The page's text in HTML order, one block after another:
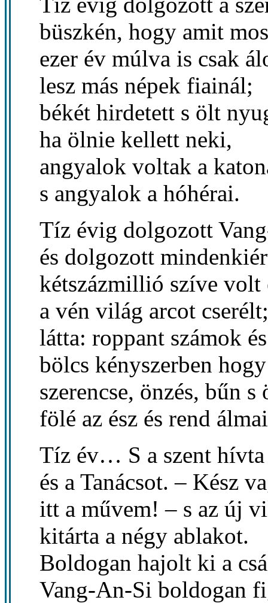
büszkén, hogy amit
ezer év múlva is csak
lesz más népek fiainál;
békét hirdetett s ölt
ha ölnie kellett neki,
angyalok voltak a
s angyalok a hóhérai.
Tíz évig dolgozott
és dolgozott
kétszázmillió szíve volt
a vén világ arcot cserélt;
látta: roppant számok
bölcs kényszerben
szerencse, önzés, bűn s
fölé az ész és rend
Tíz év… S a szent hívta
és a Tanácsot. – Kész
itt a művem! – s az új
kitárta a négy ablakot.
Boldogan hajolt ki a
Vang-An-Si boldogan